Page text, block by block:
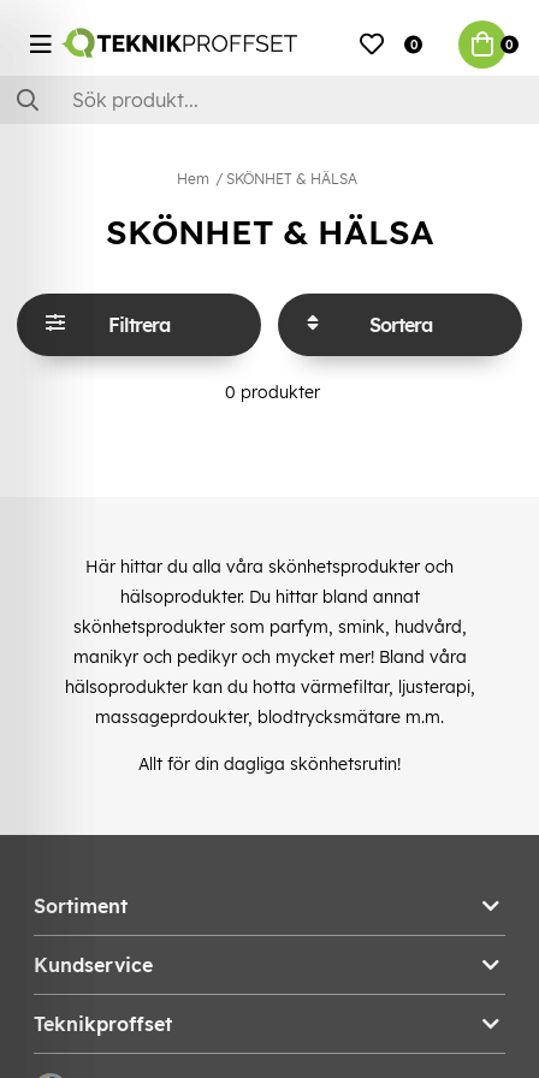
0 0
Hem SKÖNHET & HÄLSA
SKÖNHET & HÄLSA
Filtrera Sortera
0 produkter
Här hittar du alla våra skönhetsprodukter och
hälsoprodukter. Du hittar bland annat
skönhetsprodukter som parfym, smink, hudvård,
manikyr och pedikyr och mycket mer! Bland våra
hälsoprodukter kan du hotta värmefiltar, ljusterapi,
massageprdoukter, blodtrycksmätare m.m.
Allt för din dagliga skönhetsrutin!
Sortiment
Kundservice
Teknikproffset